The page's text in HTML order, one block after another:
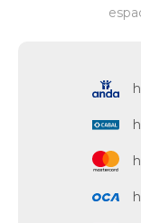
Ferretería
Vestimenta y